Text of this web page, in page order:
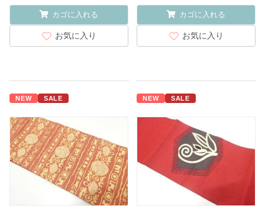
カゴに入れる
お気に入り
カゴに入れる
お気に入り
NEW SALE NEW SALE